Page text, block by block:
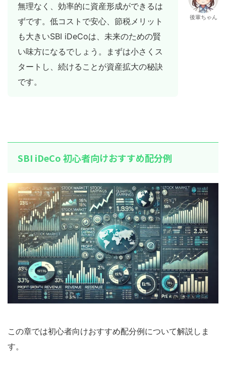
無理なく、効率的に資産形成ができるは
ずです。低コストで安心、節税メリット
も大きいSBI iDeCoは、未来のための賢
い味方になるでしょう。まずは小さくス
タートし、続けることが資産拡大の秘訣
です。
後輩ちゃん
SBI iDeCo 初心者向けおすすめ配分例
この章では初心者向けおすすめ配分例について解説しま
す。